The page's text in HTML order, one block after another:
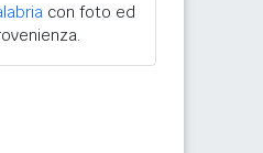
con foto ed